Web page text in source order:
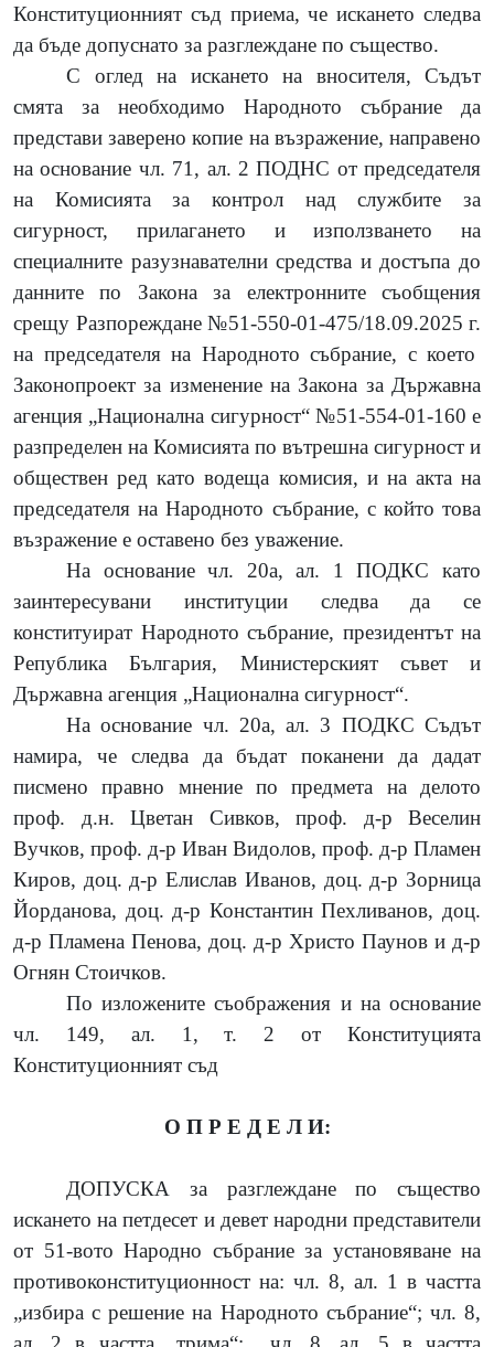
Конституционният съд приема, че искането следва
да бъде допуснато за разглеждане по същество.
С оглед на искането на вносителя, Съдът
смята за необходимо Народното събрание да
представи заверено копие на възражение, направено
на основание чл. 71, ал. 2 ПОДНС от председателя
на Комисията за контрол над службите за
сигурност, прилагането и използването на
специалните разузнавателни средства и достъпа до
данните по Закона за електронните съобщения
срещу Разпореждане №51-550-01-475/18.09.2025 г.
на председателя на Народното събрание, с което
Законопроект за изменение на Закона за Държавна
агенция „Национална сигурност“ №51-554-01-160 е
разпределен на Комисията по вътрешна сигурност и
обществен ред като водеща комисия, и на акта на
председателя на Народното събрание, с който това
възражение е оставено без уважение.
На основание чл. 20а, ал. 1 ПОДКС като
заинтересувани институции следва да се
конституират Народното събрание, президентът на
Република България, Министерският съвет и
Държавна агенция „Национална сигурност“.
На основание чл. 20а, ал. 3 ПОДКС Съдът
намира, че следва да бъдат поканени да дадат
писмено правно мнение по предмета на делото
проф. д.н. Цветан Сивков, проф. д-р Веселин
Вучков, проф. д-р Иван Видолов, проф. д-р Пламен
Киров, доц. д-р Елислав Иванов, доц. д-р Зорница
Йорданова, доц. д-р Константин Пехливанов, доц.
д-р Пламена Пенова, доц. д-р Христо Паунов и д-р
Огнян Стоичков.
По изложените съображения и на основание
чл. 149, ал. 1, т. 2 от Конституцията
Конституционният съд
О П Р Е Д Е Л И:
ДОПУСКА за разглеждане по същество
искането на петдесет и девет народни представители
от 51-вото Народно събраниеза установяване на
противоконституционност на: чл. 8, ал. 1 в частта
„избира с решение на Народното събрание“; чл. 8,